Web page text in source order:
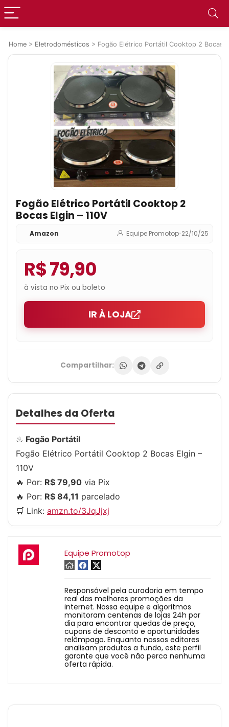
Home > Eletrodomésticos > Fogão Elétrico Portátil Cooktop 2 Bocas
Fogão Elétrico Portátil Cooktop 2
Bocas Elgin – 110V
Amazon Equipe Promotop•22/10/25
R$ 79,90
à vista no Pix ou boleto
IR À LOJA
Compartilhar:
Detalhes da Oferta
♨ Fogão Portátil
Fogão Elétrico Portátil Cooktop 2 Bocas Elgin –
110V
🔥 Por: R$ 79,90 via Pix
🔥 Por: R$ 84,11 parcelado
🛒 Link: amzn.to/3JqJjxj
Equipe Promotop
Responsável pela curadoria em tempo
real das melhores promoções da
internet. Nossa equipe e algoritmos
monitoram centenas de lojas 24h por
dia para encontrar quedas de preço,
cupons de desconto e oportunidades
relâmpago. Enquanto nossos editores
analisam produtos a fundo, este perfil
garante que você não perca nenhuma
oferta rápida.